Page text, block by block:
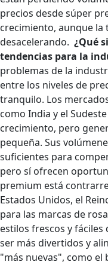
precios desde súper
crecimiento, aunque la
desacelerando. ¿Qué
tendencias para la
problemas de la
entre los niveles de
tranquilo. Los
como India y el
crecimiento, pero
pequeña. Sus
suficientes para
pero sí ofrecen
premium está
Estados Unidos, el
para las marcas de
estilos frescos y fáciles
ser más divertidos y
"más nuevas", como el